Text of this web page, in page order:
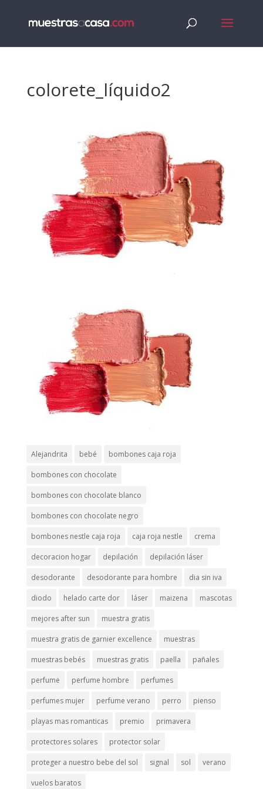
colorete_líquido2
Alejandrita bebé bombones caja roja
bombones con chocolate
bombones con chocolate blanco
bombones con chocolate negro
bombones nestle caja roja caja roja nestle crema
decoracion hogar depilación depilación láser
desodorante desodorante para hombre dia sin iva
diodo helado carte dor láser maizena mascotas
mejores after sun muestra gratis
muestra gratis de garnier excellence muestras
muestras bebés muestras gratis paella pañales
perfume perfume hombre perfumes
perfumes mujer perfume verano perro pienso
playas mas romanticas premio primavera
protectores solares protector solar
proteger a nuestro bebe del sol signal sol verano
vuelos baratos